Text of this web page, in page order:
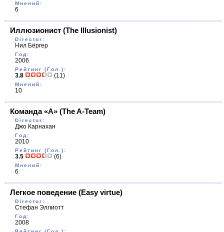
Мнений:
6
Иллюзионист (The Illusionist)
Director:
Нил Бёргер
Год:
2006
Рейтинг (Гол.):
3.8 (11)
Мнений:
10
Команда «А» (The A-Team)
Director:
Джо Карнахан
Год:
2010
Рейтинг (Гол.):
3.5 (6)
Мнений:
6
Легкое поведение (Easy virtue)
Director:
Стефан Эллиотт
Год:
2008